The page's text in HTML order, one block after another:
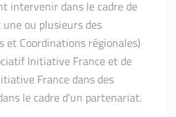
intervenir dans le cadre de
ou plusieurs des
et Coordinations régionales)
Initiative France et de
France dans des
le cadre d’un partenariat.